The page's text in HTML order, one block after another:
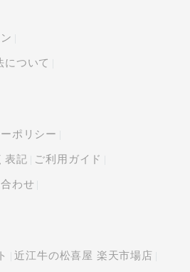
について
ポリシー
表記 ご利用ガイド
わせ
近江牛の松喜屋 楽天市場店